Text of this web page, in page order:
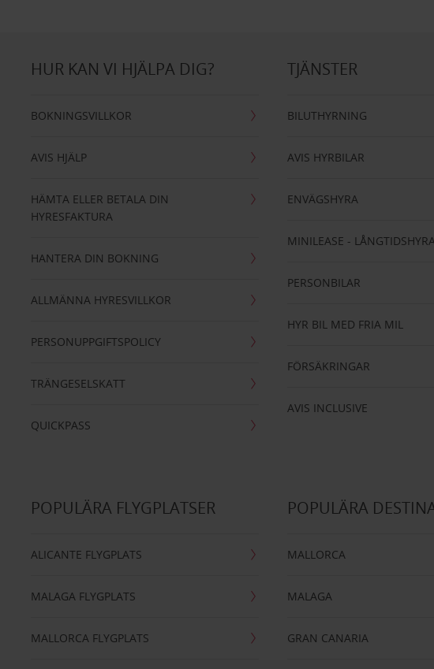
HUR KAN VI HJÄLPA DIG?
BOKNINGSVILLKOR
AVIS HJÄLP
HÄMTA ELLER BETALA DIN
HYRESFAKTURA
HANTERA DIN BOKNING
ALLMÄNNA HYRESVILLKOR
PERSONUPPGIFTSPOLICY
TRÄNGESELSKATT
QUICKPASS
TJÄNSTER
BILUTHYRNING
AVIS HYRBILAR
ENVÄGSHYRA
MINILEASE -
PERSONBILAR
HYR BIL MED FRIA MIL
FÖRSÄKRINGAR
AVIS INCLUSIVE
POPULÄRA FLYGPLATSER
ALICANTE FLYGPLATS
MALAGA FLYGPLATS
MALLORCA FLYGPLATS
POPULÄRA
MALLORCA
MALAGA
GRAN CANARIA